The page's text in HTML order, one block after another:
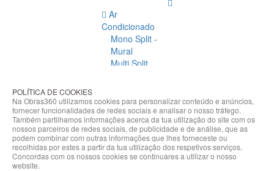
Ar
Condicionado
Mono Split -
Mural
Multi Split
Condicionado
Acessórios
Climatização
Acessórios
Climatização
POLÍTICA DE COOKIES
Na Obras360 utilizamos cookies para personalizar conteúdo e anúncios,
fornecer funcionalidades de redes sociais e analisar o nosso tráfego.
Também partilhamos informações acerca da tua utilização do site com os
nossos parceiros de redes sociais, de publicidade e de análise, que as
podem combinar com outras informações que lhes forneceste ou
recolhidas por estes a partir da tua utilização dos respetivos serviços.
Concordas com os nossos cookies se continuares a utilizar o nosso
website.